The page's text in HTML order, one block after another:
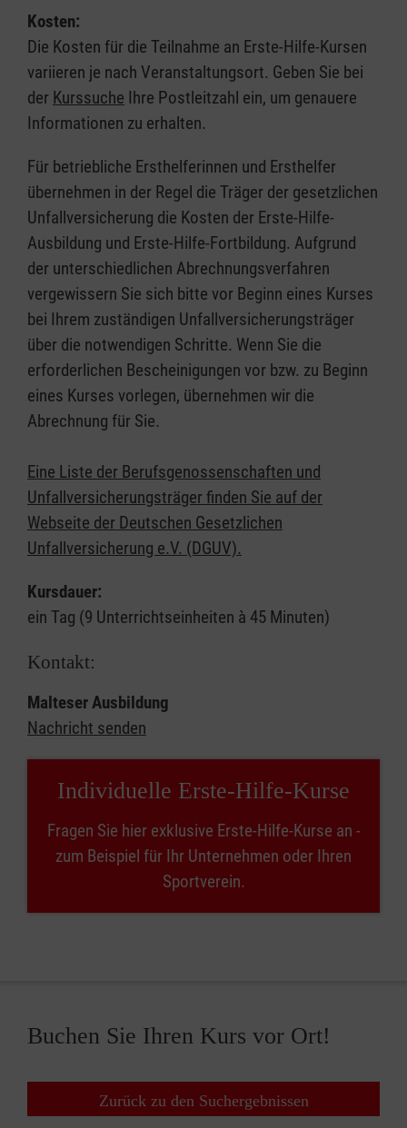
Kosten:
Die Kosten für die Teilnahme an Erste-Hilfe-Kursen
variieren je nach Veranstaltungsort. Geben Sie bei
der Kurssuche Ihre Postleitzahl ein, um genauere
Informationen zu erhalten.
Für betriebliche Ersthelferinnen und Ersthelfer
übernehmen in der Regel die Träger der gesetzlichen
Unfallversicherung die Kosten der Erste-Hilfe-
Ausbildung und Erste-Hilfe-Fortbildung. Aufgrund
der unterschiedlichen Abrechnungsverfahren
vergewissern Sie sich bitte vor Beginn eines Kurses
bei Ihrem zuständigen Unfallversicherungsträger
über die notwendigen Schritte. Wenn Sie die
erforderlichen Bescheinigungen vor bzw. zu Beginn
eines Kurses vorlegen, übernehmen wir die
Abrechnung für Sie.
Eine Liste der Berufsgenossenschaften und
Unfallversicherungsträger finden Sie auf der
Webseite der Deutschen Gesetzlichen
Unfallversicherung e.V. (DGUV).
Kursdauer:
ein Tag (9 Unterrichtseinheiten à 45 Minuten)
Kontakt:
Malteser Ausbildung
Nachricht senden
Individuelle Erste-Hilfe-Kurse
Fragen Sie hier exklusive Erste-Hilfe-Kurse an -
zum Beispiel für Ihr Unternehmen oder Ihren
Sportverein.
Buchen Sie Ihren Kurs vor Ort!
Zurück zu den Suchergebnissen